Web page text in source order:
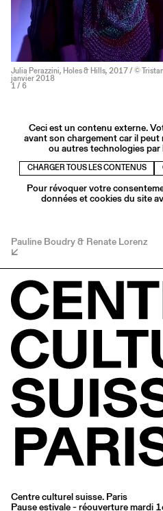
Julia Perazzini, Holes & Hills, 2017 / ©
janvier 2018
1 / 6
Ceci est un contenu externe.
avant son chargement car il
ou autres technologies
CHARGER TOUS LES CONTENUS
Pour révoquer votre
données et cookies du site
Pauline Boudry & Renate Lorenz
Centre culturel suisse. Paris
Pause estivale - réouverture mardi